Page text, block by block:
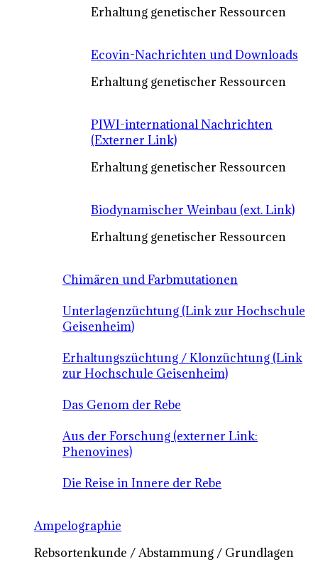
Erhaltung genetischer Ressourcen
Ecovin-Nachrichten und Downloads
Erhaltung genetischer Ressourcen
PIWI-international Nachrichten
(Externer Link)
Erhaltung genetischer Ressourcen
Biodynamischer Weinbau (ext. Link)
Erhaltung genetischer Ressourcen
Chimären und Farbmutationen
Unterlagenzüchtung (Link zur Hochschule
Geisenheim)
Erhaltungszüchtung / Klonzüchtung (Link
zur Hochschule Geisenheim)
Das Genom der Rebe
Aus der Forschung (externer Link:
Phenovines)
Die Reise in Innere der Rebe
Ampelographie
Rebsortenkunde / Abstammung / Grundlagen